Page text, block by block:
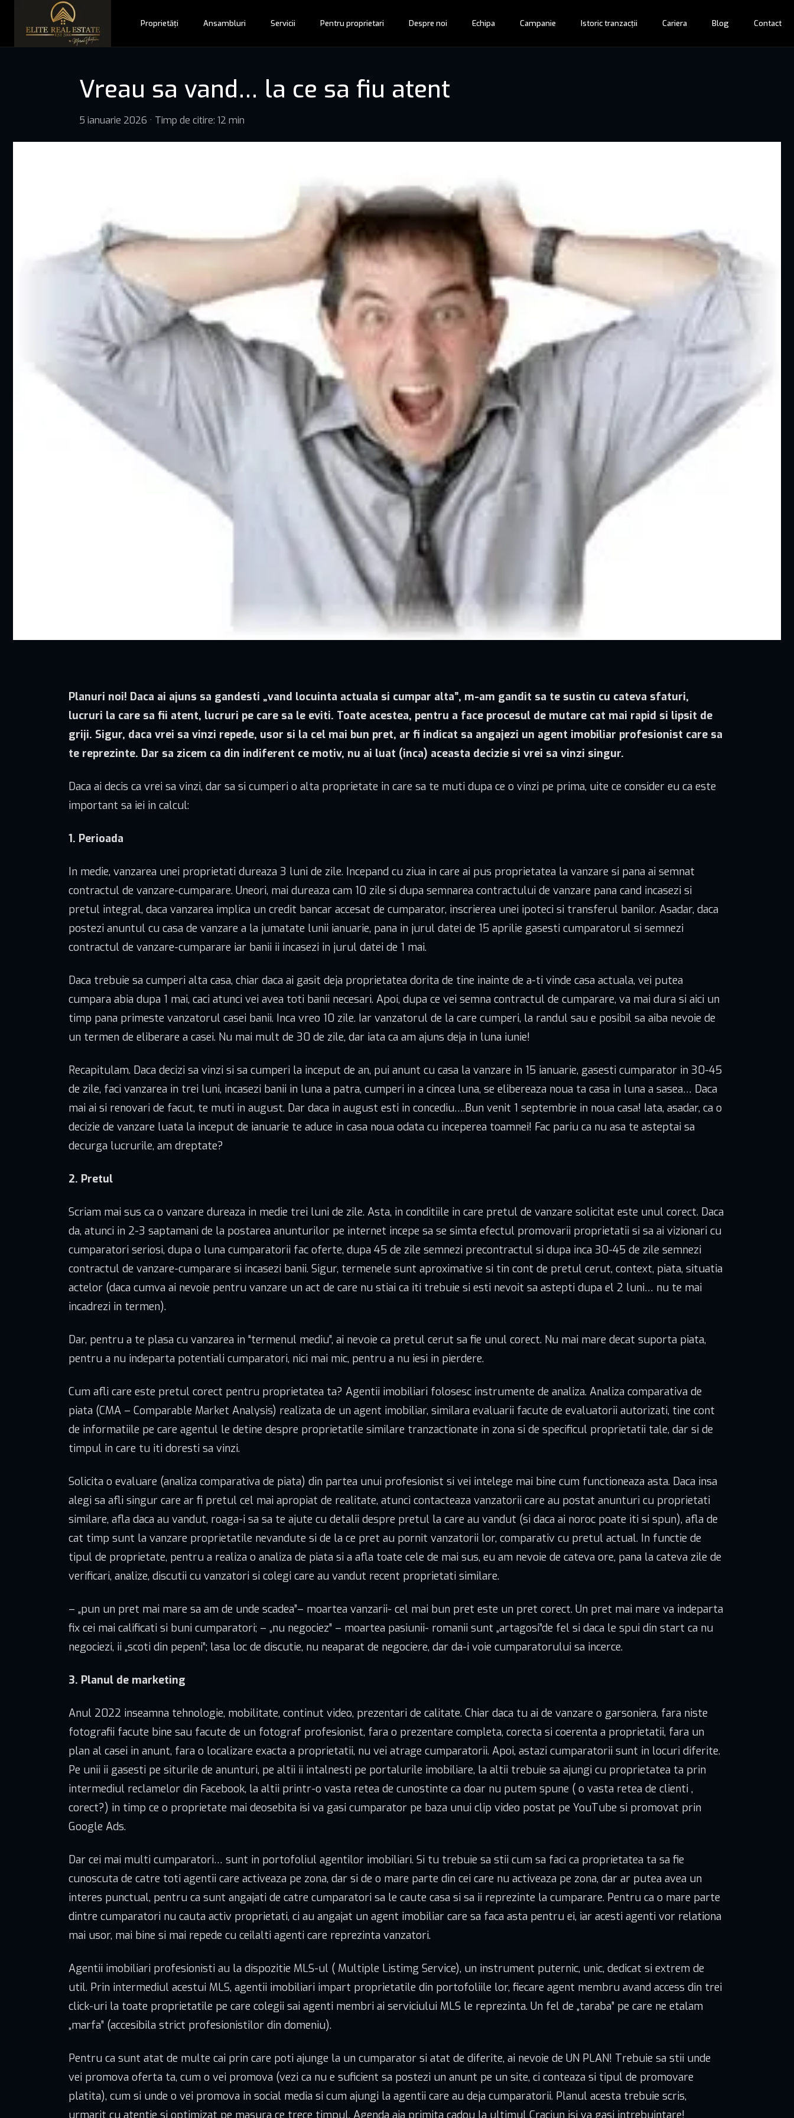
Proprietăți Ansambluri Servicii Pentru proprietari Despre noi Echipa Campanie Istoric tranzacții Cariera Blog Contact
Vreau sa vand… la ce sa fiu atent
5 ianuarie 2026 · Timp de citire: 12 min
Planuri noi! Daca ai ajuns sa gandesti „vand locuinta actuala si cumpar alta”, m-am gandit sa te sustin cu cateva sfaturi,
lucruri la care sa fii atent, lucruri pe care sa le eviti. Toate acestea, pentru a face procesul de mutare cat mai rapid si lipsit de
griji. Sigur, daca vrei sa vinzi repede, usor si la cel mai bun pret, ar fi indicat sa angajezi un agent imobiliar profesionist care sa
te reprezinte. Dar sa zicem ca din indiferent ce motiv, nu ai luat (inca) aceasta decizie si vrei sa vinzi singur.
Daca ai decis ca vrei sa vinzi, dar sa si cumperi o alta proprietate in care sa te muti dupa ce o vinzi pe prima, uite ce consider eu ca este
important sa iei in calcul:
1. Perioada
In medie, vanzarea unei proprietati dureaza 3 luni de zile. Incepand cu ziua in care ai pus proprietatea la vanzare si pana ai semnat
contractul de vanzare-cumparare. Uneori, mai dureaza cam 10 zile si dupa semnarea contractului de vanzare pana cand incasezi si
pretul integral, daca vanzarea implica un credit bancar accesat de cumparator, inscrierea unei ipoteci si transferul banilor. Asadar, daca
postezi anuntul cu casa de vanzare a la jumatate lunii ianuarie, pana in jurul datei de 15 aprilie gasesti cumparatorul si semnezi
contractul de vanzare-cumparare iar banii ii incasezi in jurul datei de 1 mai.
Daca trebuie sa cumperi alta casa, chiar daca ai gasit deja proprietatea dorita de tine inainte de a-ti vinde casa actuala, vei putea
cumpara abia dupa 1 mai, caci atunci vei avea toti banii necesari. Apoi, dupa ce vei semna contractul de cumparare, va mai dura si aici un
timp pana primeste vanzatorul casei banii. Inca vreo 10 zile. Iar vanzatorul de la care cumperi, la randul sau e posibil sa aiba nevoie de
un termen de eliberare a casei. Nu mai mult de 30 de zile, dar iata ca am ajuns deja in luna iunie!
Recapitulam. Daca decizi sa vinzi si sa cumperi la inceput de an, pui anunt cu casa la vanzare in 15 ianuarie, gasesti cumparator in 30-45
de zile, faci vanzarea in trei luni, incasezi banii in luna a patra, cumperi in a cincea luna, se elibereaza noua ta casa in luna a sasea… Daca
mai ai si renovari de facut, te muti in august. Dar daca in august esti in concediu….Bun venit 1 septembrie in noua casa! Iata, asadar, ca o
decizie de vanzare luata la inceput de ianuarie te aduce in casa noua odata cu inceperea toamnei! Fac pariu ca nu asa te asteptai sa
decurga lucrurile, am dreptate?
2. Pretul
Scriam mai sus ca o vanzare dureaza in medie trei luni de zile. Asta, in conditiile in care pretul de vanzare solicitat este unul corect. Daca
da, atunci in 2-3 saptamani de la postarea anunturilor pe internet incepe sa se simta efectul promovarii proprietatii si sa ai vizionari cu
cumparatori seriosi, dupa o luna cumparatorii fac oferte, dupa 45 de zile semnezi precontractul si dupa inca 30-45 de zile semnezi
contractul de vanzare-cumparare si incasezi banii. Sigur, termenele sunt aproximative si tin cont de pretul cerut, context, piata, situatia
actelor (daca cumva ai nevoie pentru vanzare un act de care nu stiai ca iti trebuie si esti nevoit sa astepti dupa el 2 luni… nu te mai
incadrezi in termen).
Dar, pentru a te plasa cu vanzarea in “termenul mediu”, ai nevoie ca pretul cerut sa fie unul corect. Nu mai mare decat suporta piata,
pentru a nu indeparta potentiali cumparatori, nici mai mic, pentru a nu iesi in pierdere.
Cum afli care este pretul corect pentru proprietatea ta? Agentii imobiliari folosesc instrumente de analiza. Analiza comparativa de
piata (CMA – Comparable Market Analysis) realizata de un agent imobiliar, similara evaluarii facute de evaluatorii autorizati, tine cont
de informatiile pe care agentul le detine despre proprietatile similare tranzactionate in zona si de specificul proprietatii tale, dar si de
timpul in care tu iti doresti sa vinzi.
Solicita o evaluare (analiza comparativa de piata) din partea unui profesionist si vei intelege mai bine cum functioneaza asta. Daca insa
alegi sa afli singur care ar fi pretul cel mai apropiat de realitate, atunci contacteaza vanzatorii care au postat anunturi cu proprietati
similare, afla daca au vandut, roaga-i sa sa te ajute cu detalii despre pretul la care au vandut (si daca ai noroc poate iti si spun), afla de
cat timp sunt la vanzare proprietatile nevandute si de la ce pret au pornit vanzatorii lor, comparativ cu pretul actual. In functie de
tipul de proprietate, pentru a realiza o analiza de piata si a afla toate cele de mai sus, eu am nevoie de cateva ore, pana la cateva zile de
verificari, analize, discutii cu vanzatori si colegi care au vandut recent proprietati similare.
– „pun un pret mai mare sa am de unde scadea”– moartea vanzarii- cel mai bun pret este un pret corect. Un pret mai mare va indeparta
fix cei mai calificati si buni cumparatori; – „nu negociez” – moartea pasiunii- romanii sunt „artagosi”de fel si daca le spui din start ca nu
negociezi, ii „scoti din pepeni”; lasa loc de discutie, nu neaparat de negociere, dar da-i voie cumparatorului sa incerce.
3. Planul de marketing
Anul 2022 inseamna tehnologie, mobilitate, continut video, prezentari de calitate. Chiar daca tu ai de vanzare o garsoniera, fara niste
fotografii facute bine sau facute de un fotograf profesionist, fara o prezentare completa, corecta si coerenta a proprietatii, fara un
plan al casei in anunt, fara o localizare exacta a proprietatii, nu vei atrage cumparatorii. Apoi, astazi cumparatorii sunt in locuri diferite.
Pe unii ii gasesti pe siturile de anunturi, pe altii ii intalnesti pe portalurile imobiliare, la altii trebuie sa ajungi cu proprietatea ta prin
intermediul reclamelor din Facebook, la altii printr-o vasta retea de cunostinte ca doar nu putem spune ( o vasta retea de clienti ,
corect?) in timp ce o proprietate mai deosebita isi va gasi cumparator pe baza unui clip video postat pe YouTube si promovat prin
Google Ads.
Dar cei mai multi cumparatori… sunt in portofoliul agentilor imobiliari. Si tu trebuie sa stii cum sa faci ca proprietatea ta sa fie
cunoscuta de catre toti agentii care activeaza pe zona, dar si de o mare parte din cei care nu activeaza pe zona, dar ar putea avea un
interes punctual, pentru ca sunt angajati de catre cumparatori sa le caute casa si sa ii reprezinte la cumparare. Pentru ca o mare parte
dintre cumparatori nu cauta activ proprietati, ci au angajat un agent imobiliar care sa faca asta pentru ei, iar acesti agenti vor relationa
mai usor, mai bine si mai repede cu ceilalti agenti care reprezinta vanzatori.
Agentii imobiliari profesionisti au la dispozitie MLS-ul ( Multiple Listimg Service), un instrument puternic, unic, dedicat si extrem de
util. Prin intermediul acestui MLS, agentii imobiliari impart proprietatile din portofoliile lor, fiecare agent membru avand access din trei
click-uri la toate proprietatile pe care colegii sai agenti membri ai serviciului MLS le reprezinta. Un fel de „taraba” pe care ne etalam
„marfa” (accesibila strict profesionistilor din domeniu).
Pentru ca sunt atat de multe cai prin care poti ajunge la un cumparator si atat de diferite, ai nevoie de UN PLAN! Trebuie sa stii unde
vei promova oferta ta, cum o vei promova (vezi ca nu e suficient sa postezi un anunt pe un site, ci conteaza si tipul de promovare
platita), cum si unde o vei promova in social media si cum ajungi la agentii care au deja cumparatorii. Planul acesta trebuie scris,